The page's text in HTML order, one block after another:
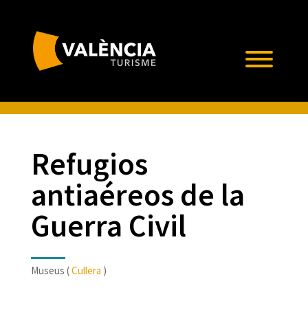
Refugios
antiaéreos de la
Guerra Civil
Museus (Cullera )